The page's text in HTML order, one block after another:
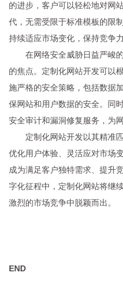
的进步，客户可以轻松地对网
代，无需受限于标准模板的限
持续适应市场变化，保持竞争力
在网络安全威胁日益严峻
的焦点。定制化网站开发可以
施严格的安全策略，包括数据
保网站和用户数据的安全。同
安全审计和漏洞修复服务，为
定制化网站开发以其精准
优化用户体验、灵活应对市场
成为满足客户独特需求、提升
字化征程中，定制化网站将继
激烈的市场竞争中脱颖而出。
END